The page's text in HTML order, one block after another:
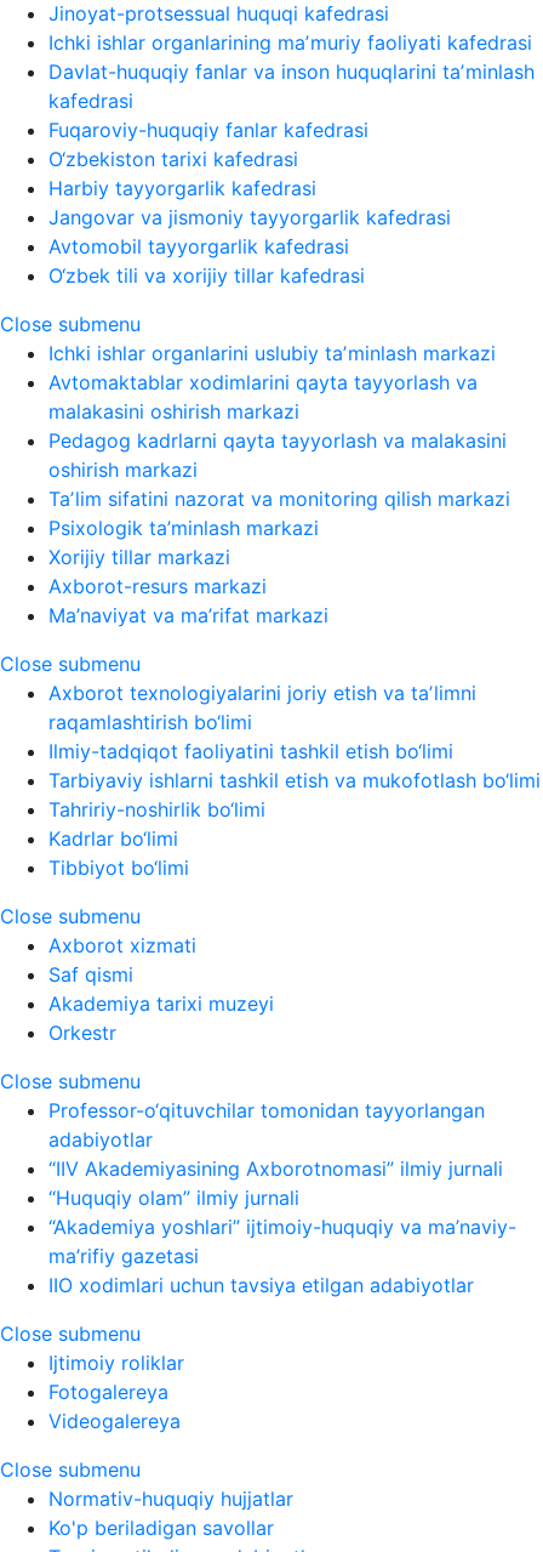
Jinoyat-protsessual huquqi kafedrasi
Ichki ishlar organlarining maʼmuriy faoliyati kafedrasi
Davlat-huquqiy fanlar va inson huquqlarini taʼminlash
kafedrasi
Fuqaroviy-huquqiy fanlar kafedrasi
O‘zbekiston tarixi kafedrasi
Harbiy tayyorgarlik kafedrasi
Jangovar va jismoniy tayyorgarlik kafedrasi
Avtomobil tayyorgarlik kafedrasi
O‘zbek tili va xorijiy tillar kafedrasi
Close submenu
Ichki ishlar organlarini uslubiy taʼminlash markazi
Avtomaktablar xodimlarini qayta tayyorlash va
malakasini oshirish markazi
Pedagog kadrlarni qayta tayyorlash va malakasini
oshirish markazi
Taʼlim sifatini nazorat va monitoring qilish markazi
Psixologik ta’minlash markazi
Xorijiy tillar markazi
Axborot-resurs markazi
Ma’naviyat va ma’rifat markazi
Close submenu
Axborot texnologiyalarini joriy etish va taʼlimni
raqamlashtirish bo‘limi
Ilmiy-tadqiqot faoliyatini tashkil etish bo‘limi
Tarbiyaviy ishlarni tashkil etish va mukofotlash bo‘limi
Tahririy-noshirlik bo‘limi
Kadrlar bo‘limi
Tibbiyot bo‘limi
Close submenu
Axborot xizmati
Saf qismi
Akademiya tarixi muzeyi
Orkestr
Close submenu
Professor-o‘qituvchilar tomonidan tayyorlangan
adabiyotlar
“IIV Akademiyasining Axborotnomasi” ilmiy jurnali
“Huquqiy olam” ilmiy jurnali
“Akademiya yoshlari” ijtimoiy-huquqiy va ma’naviy-
ma’rifiy gazetasi
IIO xodimlari uchun tavsiya etilgan adabiyotlar
Close submenu
Ijtimoiy roliklar
Fotogalereya
Videogalereya
Close submenu
Normativ-huquqiy hujjatlar
Ko'p beriladigan savollar